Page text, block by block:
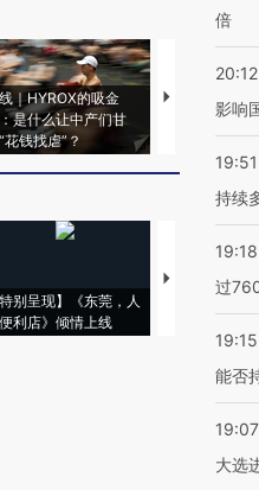
｜HYROX的吸金
是什么让中产们甘
花钱找虐”？
马航飞行员跨
粒摇头丸 尿
特别呈现】《东莞，人
利店》倾情上线
【推广】走进
会，让数智科
倍
20:12
影响
19:51
持续
19:18
过
19:15
能否
19:07
大选